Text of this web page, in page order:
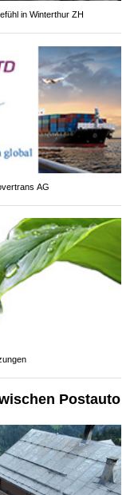
in Winterthur ZH
AG
Postauto